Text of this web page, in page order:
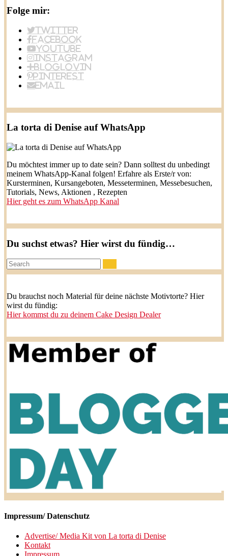
Folge mir:
Twitter
Facebook
YouTube
Instagram
BlogLovin
Pinterest
Email
La torta di Denise auf WhatsApp
Du möchtest immer up to date sein? Dann solltest du unbedingt
meinem WhatsApp-Kanal folgen! Erfahre als Erste/r von:
Kursterminen, Kursangeboten, Messeterminen, Messebesuchen,
Tutorials, News, Aktionen , Rezepten
Hier geht es zum WhatsApp Kanal
Du suchst etwas? Hier wirst du fündig…
Search:
Du brauchst noch Material für deine nächste Motivtorte? Hier
wirst du fündig:
Hier kommst du zu deinem Cake Design Dealer
Impressum/ Datenschutz
Advertise/ Media Kit von La torta di Denise
Kontakt
Impressum